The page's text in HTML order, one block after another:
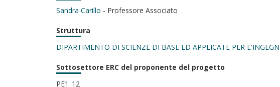
Sandra Carillo - Professore Associato
Struttura
DIPARTIMENTO DI SCIENZE DI BASE ED APPLICATE PER
Sottosettore ERC del proponente del progetto
PE1_12